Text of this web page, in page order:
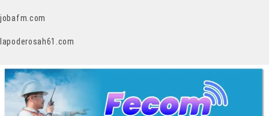
jobafm.com
lapoderosah61.com